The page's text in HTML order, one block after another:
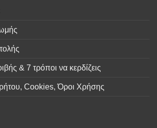
& 7 τρόποι να κερδίζεις
Cookies, Όροι Χρήσης